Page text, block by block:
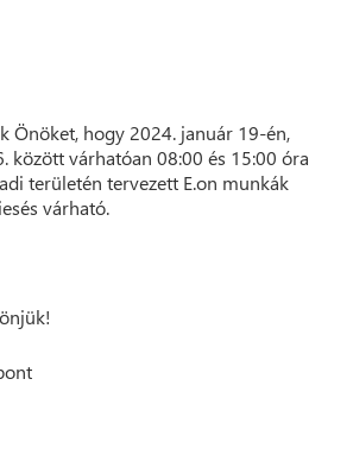
Önöket, hogy 2024. január 19-én,
között várhatóan 08:00 és 15:00 óra
területén tervezett E.on munkák
várható.